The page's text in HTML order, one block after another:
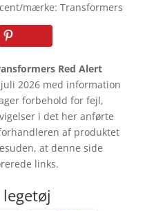
mærke: Transformers
Red Alert
2026 med information
forbehold for fejl,
i det her anførte
af produktet
at denne side
links.